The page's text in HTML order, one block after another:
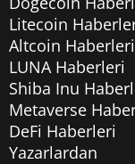
Litecoin
Altcoin Haberleri
LUNA Haberleri
Shiba Inu
Metaverse
DeFi Haberleri
Yazarlardan